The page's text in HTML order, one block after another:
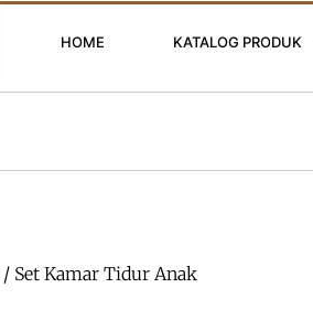
HOME KATALOG PRODUK
/ Set Kamar Tidur Anak